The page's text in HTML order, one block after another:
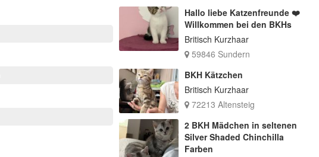
Hallo liebe Katzenfreunde ❤️
Willkommen bei den BKHs
Britisch Kurzhaar
59846 Sundern
BKH Kätzchen
Britisch Kurzhaar
72213 Altensteig
2 BKH Mädchen in seltenen
Silver Shaded Chinchilla
Farben